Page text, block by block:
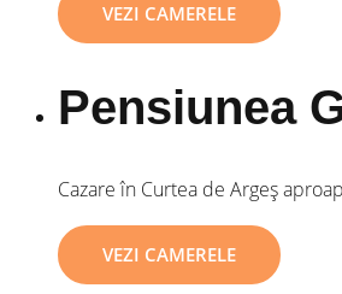
VEZI CAMERELE
Pensiunea
Cazare în Curtea de Argeș
VEZI CAMERELE